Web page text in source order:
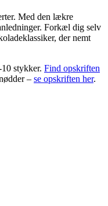
Med den lækre
Forkæl dig selv
der nemt
stykker. Find opskriften
– se opskriften her.